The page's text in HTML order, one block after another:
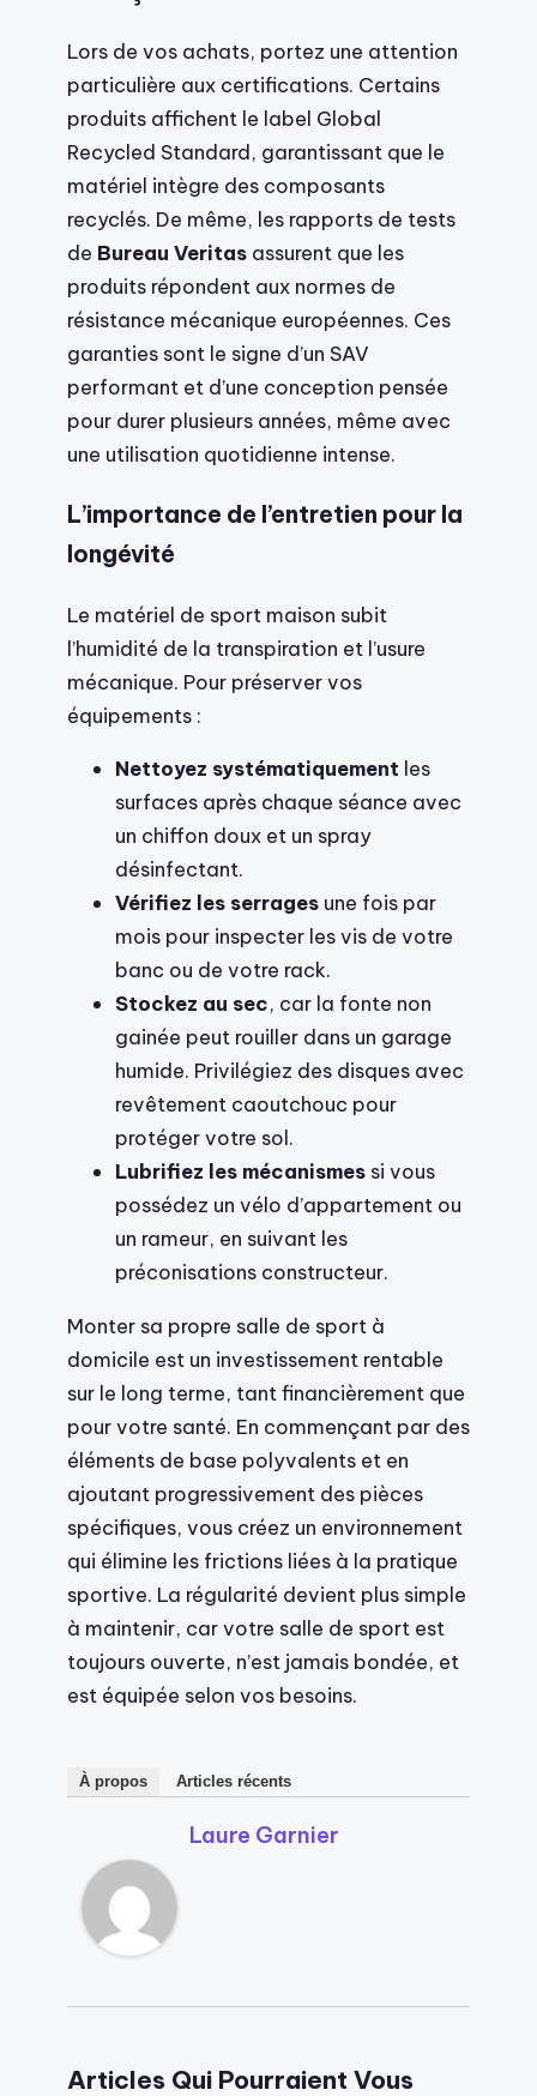
Lors de vos achats, portez une attention
particulière aux certifications. Certains
produits affichent le label Global
Recycled Standard, garantissant que le
matériel intègre des composants
recyclés. De même, les rapports de tests
de Bureau Veritas assurent que les
produits répondent aux normes de
résistance mécanique européennes. Ces
garanties sont le signe d’un SAV
performant et d’une conception pensée
pour durer plusieurs années, même avec
une utilisation quotidienne intense.
L’importance de l’entretien pour la
longévité
Le matériel de sport maison subit
l’humidité de la transpiration et l’usure
mécanique. Pour préserver vos
équipements :
Nettoyez systématiquement les
surfaces après chaque séance avec
un chiffon doux et un spray
désinfectant.
Vérifiez les serrages une fois par
mois pour inspecter les vis de votre
banc ou de votre rack.
Stockez au sec, car la fonte non
gainée peut rouiller dans un garage
humide. Privilégiez des disques avec
revêtement caoutchouc pour
protéger votre sol.
Lubrifiez les mécanismes si vous
possédez un vélo d’appartement ou
un rameur, en suivant les
préconisations constructeur.
Monter sa propre salle de sport à
domicile est un investissement rentable
sur le long terme, tant financièrement que
pour votre santé. En commençant par des
éléments de base polyvalents et en
ajoutant progressivement des pièces
spécifiques, vous créez un environnement
qui élimine les frictions liées à la pratique
sportive. La régularité devient plus simple
à maintenir, car votre salle de sport est
toujours ouverte, n’est jamais bondée, et
est équipée selon vos besoins.
À propos Articles récents
Laure Garnier
Articles Qui Pourraient Vous